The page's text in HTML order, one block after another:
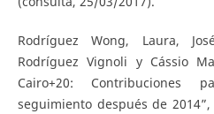
Rodríguez Wong, Laura,
Rodríguez Vignoli y Cássio
Cairo+20: Contribuciones
seguimiento después de